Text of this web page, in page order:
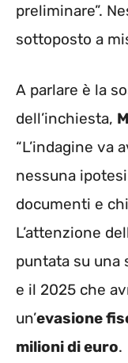
preliminare”.
sottoposto a
A parlare è la
dell’inchiesta,
“L’indagine va
nessuna
documenti e
L’attenzione
puntata su una
e il 2025 che
un’evasione
milioni di euro.